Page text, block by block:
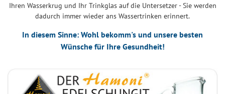
Ihren Wasserkrug und Ihr Trinkglas auf die Untersetzer - Sie werden
dadurch immer wieder ans Wassertrinken erinnert.
In diesem Sinne: Wohl bekomm's und unsere besten
Wünsche für Ihre Gesundheit!